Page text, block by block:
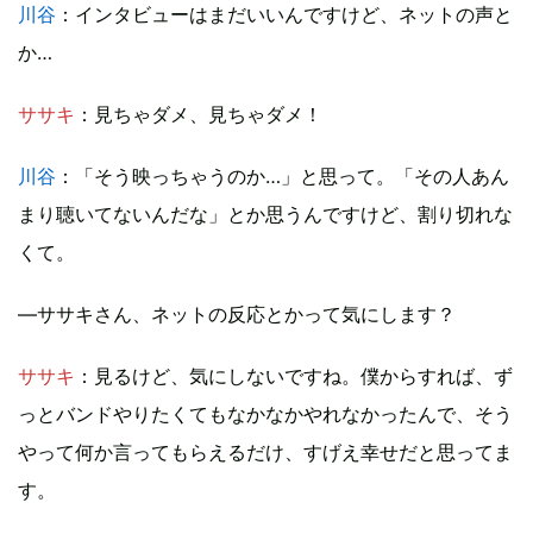
川谷 ：インタビューはまだいいんですけど、ネットの声と
か…
ササキ ：見ちゃダメ、見ちゃダメ！
川谷 ：「そう映っちゃうのか…」と思って。「その人あん
まり聴いてないんだな」とか思うんですけど、割り切れな
くて。
―ササキさん、ネットの反応とかって気にします？
ササキ ：見るけど、気にしないですね。僕からすれば、ず
っとバンドやりたくてもなかなかやれなかったんで、そう
やって何か言ってもらえるだけ、すげえ幸せだと思ってま
す。